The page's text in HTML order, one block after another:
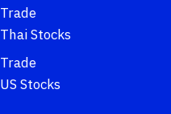
Trade
Thai Stocks
Trade
US Stocks